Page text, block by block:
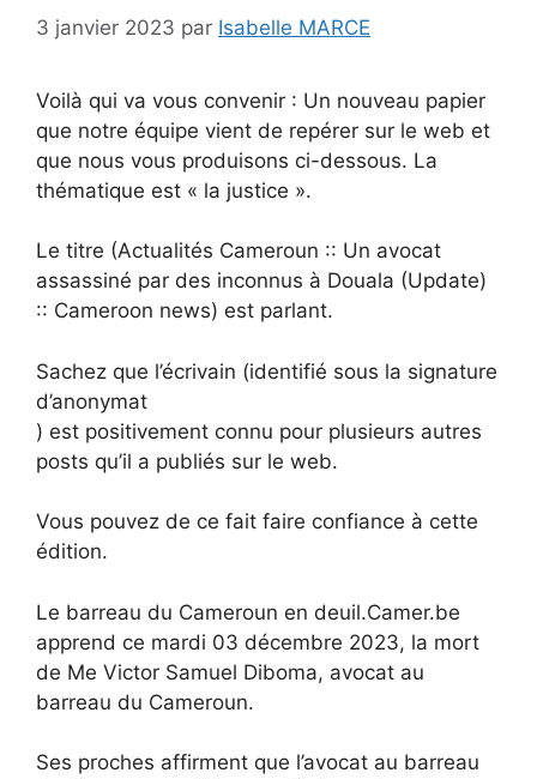
3 janvier 2023 par Isabelle MARCE
Voilà qui va vous convenir : Un nouveau papier
que notre équipe vient de repérer sur le web et
que nous vous produisons ci-dessous. La
thématique est « la justice ».
Le titre (Actualités Cameroun :: Un avocat
assassiné par des inconnus à Douala (Update)
:: Cameroon news) est parlant.
Sachez que l’écrivain (identifié sous la signature
d’anonymat
) est positivement connu pour plusieurs autres
posts qu’il a publiés sur le web.
Vous pouvez de ce fait faire confiance à cette
édition.
Le barreau du Cameroun en deuil.Camer.be
apprend ce mardi 03 décembre 2023, la mort
de Me Victor Samuel Diboma, avocat au
barreau du Cameroun.
Ses proches affirment que l’avocat au barreau